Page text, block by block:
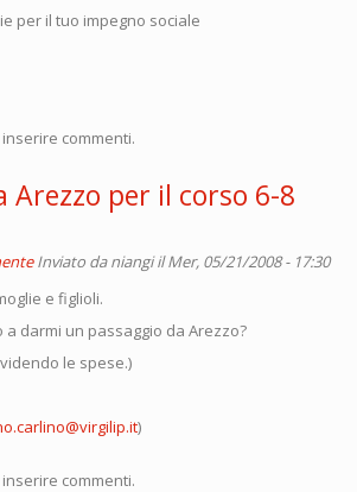
per il tuo impegno sociale
commenti.
Arezzo per il corso 6-8
Inviato daniangiil Mer, 05/21/2008 - 17:30
e figlioli.
darmi un passaggio da Arezzo?
le spese.)
)
commenti.